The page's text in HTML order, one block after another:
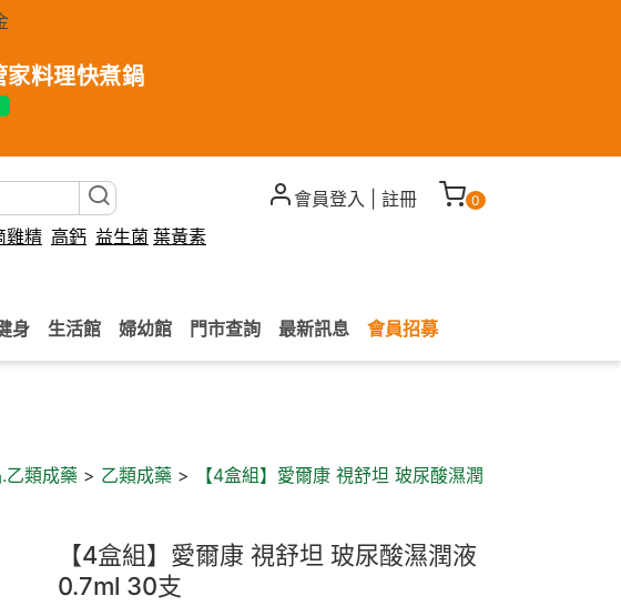
料理快煮鍋
雞精 高鈣 益生菌 葉黃素
會員登入 註冊 0
身 生活館 婦幼館 門市查詢 最新訊息 會員招募
乙類成藥 > 乙類成藥 >
【4盒組】愛爾康 視舒坦 玻尿酸濕潤
【4盒組】愛爾康 視舒坦 玻尿酸濕潤液
0.7ml 30支